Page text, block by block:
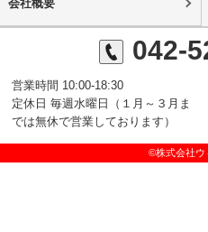
会社概要
042-
営業時間 10:00-18:30
定休日 毎週水曜日（１月～３月ま
では無休で営業しております）
©株式会社ウ